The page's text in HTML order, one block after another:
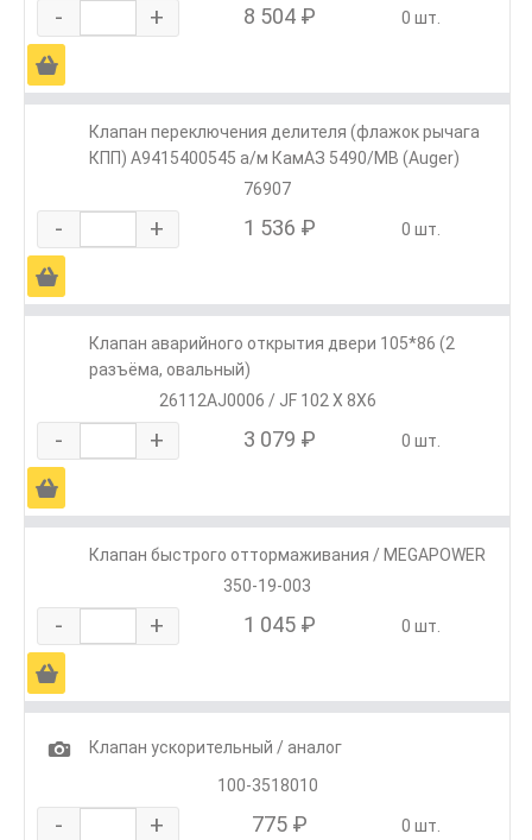
- + 8 504 ₽ 0 шт.
Ä
Клапан переключения делителя (флажок рычага
КПП) A9415400545 а/м КамАЗ 5490/МВ (Auger)
76907
- + 1 536 ₽ 0 шт.
Ä
Клапан аварийного открытия двери 105*86 (2
разъёма, овальный)
26112AJ0006 / JF 102 X 8X6
- + 3 079 ₽ 0 шт.
Ä
Клапан быстрого оттормаживания / MEGAPOWER
350-19-003
- + 1 045 ₽ 0 шт.
Ä
1
Клапан ускорительный / аналог
100-3518010
- + 775 ₽ 0 шт.